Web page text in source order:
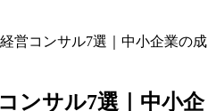
営コンサル7選｜中小企業の成
ンサル7選｜中小企